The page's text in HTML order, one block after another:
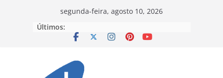
segunda-feira, agosto 10, 2026
Últimos: